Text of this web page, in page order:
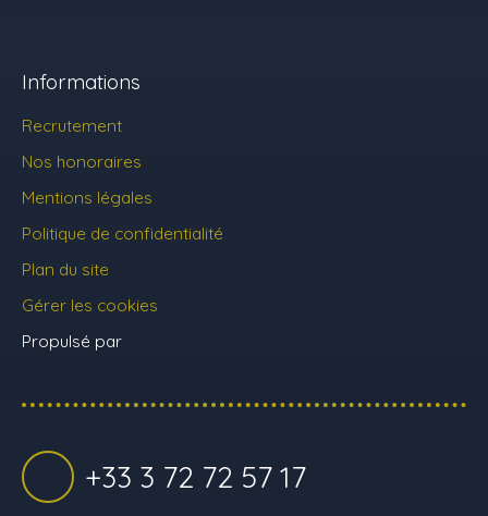
Informations
Recrutement
Nos honoraires
Mentions légales
Politique de confidentialité
Plan du site
Gérer les cookies
Propulsé par
+33 3 72 72 57 17